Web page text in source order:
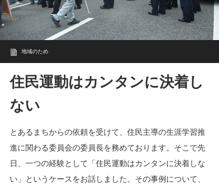
地域のため
住民運動はカンタンに決着し
ない
とあるまちからの依頼を受けて、住民主導の生涯学習推
進に関わる委員会の委員長を務めております。そこで先
日、一つの経験として「住民運動はカンタンに決着しな
い」というケースをお話しました。その事例について、